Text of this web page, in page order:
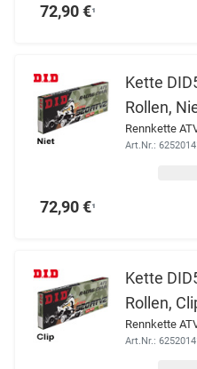
72,90 €¹
Kette
Rollen,
Rennkette
Art.Nr.:
72,90 €¹
Kette
Rollen,
Rennkette
Art.Nr.: